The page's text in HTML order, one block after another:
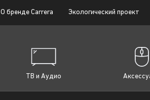
О бренде Carrera Экологический проект
ТВ и Аудио